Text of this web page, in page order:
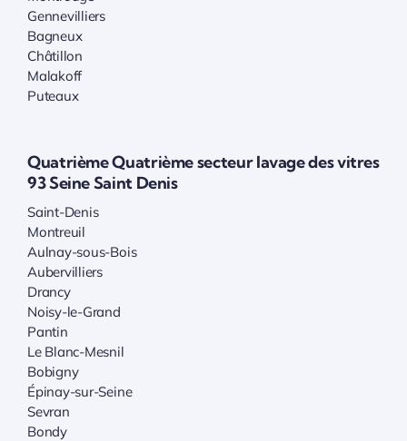
Gennevilliers
Bagneux
Châtillon
Malakoff
Puteaux
Quatrième Quatrième secteur lavage des vitres
93 Seine Saint Denis
Saint-Denis
Montreuil
Aulnay-sous-Bois
Aubervilliers
Drancy
Noisy-le-Grand
Pantin
Le Blanc-Mesnil
Bobigny
Épinay-sur-Seine
Sevran
Bondy